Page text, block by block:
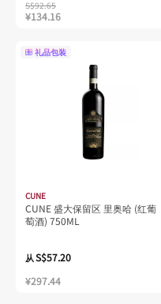
S$92.65
¥134.16
礼品包装
CUNE
CUNE 盛大保留区 里奥哈 (红葡
萄酒) 750ML
从S$57.20
¥297.44